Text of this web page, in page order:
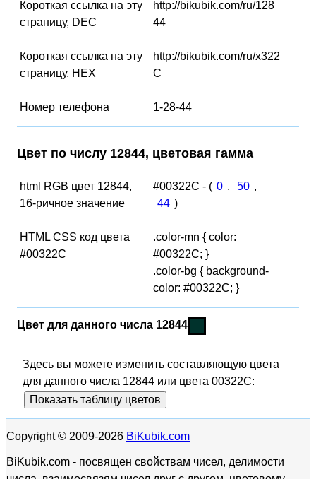
Короткая ссылка на эту
страницу, DEC
http://bikubik.com/ru/128
44
Короткая ссылка на эту
страницу, HEX
http://bikubik.com/ru/x322
C
Номер телефона 1-28-44
Цвет по числу 12844, цветовая гамма
html RGB цвет 12844,
16-ричное значение
#00322C - ( 0 , 50 ,
44 )
HTML CSS код цвета
#00322C
.color-mn { color:
#00322C; }
.color-bg { background-
color: #00322C; }
Цвет для данного числа 12844
Здесь вы можете изменить составляющую цвета
для данного числа 12844 или цвета 00322C:
Показать таблицу цветов
Copyright © 2009-2026 BiKubik.com
BiKubik.com - посвящен свойствам чисел, делимости